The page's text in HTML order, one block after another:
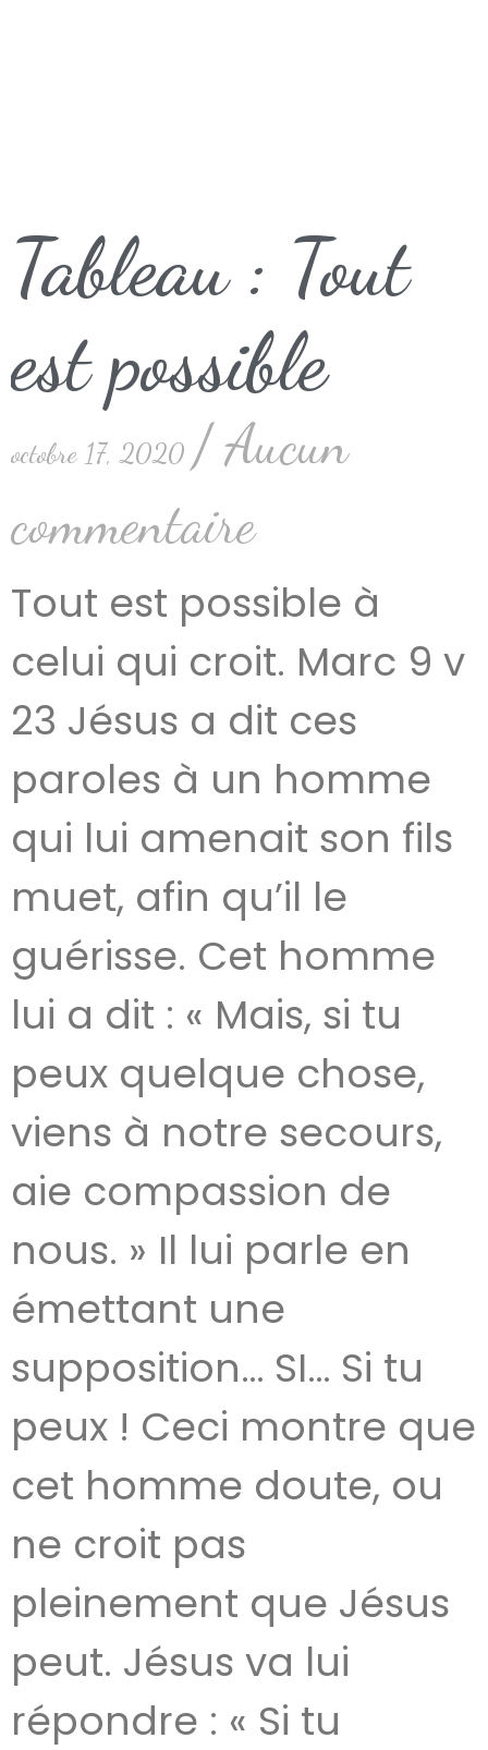
Tableau : Tout
est possible
octobre 17, 2020
Aucun
commentaire
Tout est possible à
celui qui croit. Marc 9 v
23 Jésus a dit ces
paroles à un homme
qui lui amenait son fils
muet, afin qu’il le
guérisse. Cet homme
lui a dit : « Mais, si tu
peux quelque chose,
viens à notre secours,
aie compassion de
nous. » Il lui parle en
émettant une
supposition… SI… Si tu
peux ! Ceci montre que
cet homme doute, ou
ne croit pas
pleinement que Jésus
peut. Jésus va lui
répondre : « Si tu